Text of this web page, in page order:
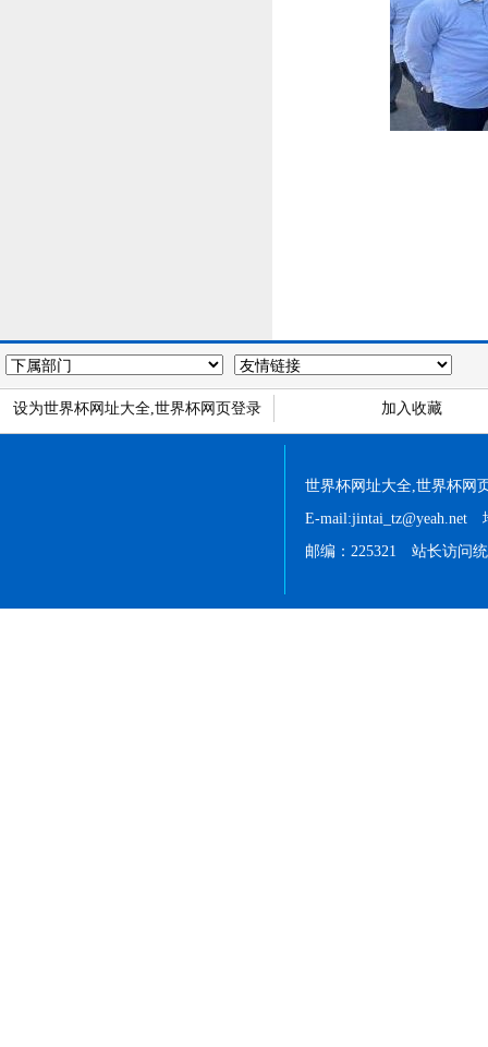
设为世界杯网址大全,世界杯网页登录 加入收藏
世界杯网址大全,世界杯网
E-mail:jintai_tz@yeah.net
邮编：225321 站长访问